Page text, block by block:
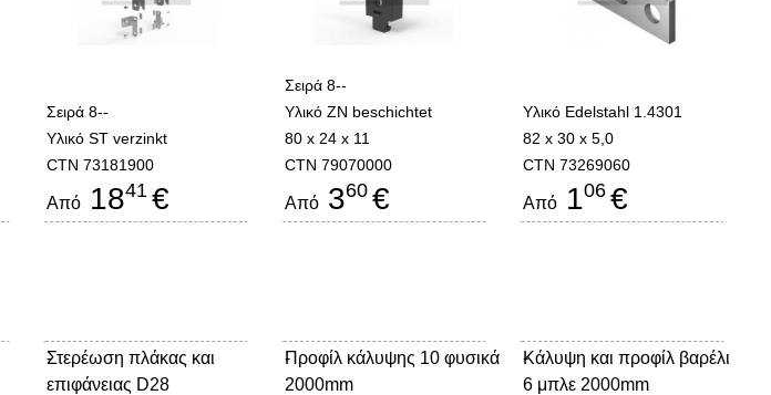
Σειρά 8--
Υλικό ST verzinkt
CTN 73181900
Από 1841 €
Σειρά 8--
Υλικό ZN beschichtet
80 x 24 x 11
CTN 79070000
Από 360 €
Υλικό Edelstahl 1.4301
82 x 30 x 5,0
CTN 73269060
Από 106 €
Στερέωση πλάκας και
επιφάνειας D28
-
Προφίλ κάλυψης 10 φυσικά
2000mm
-
Κάλυψη και προφίλ βαρέλι
6 μπλε 2000mm
-